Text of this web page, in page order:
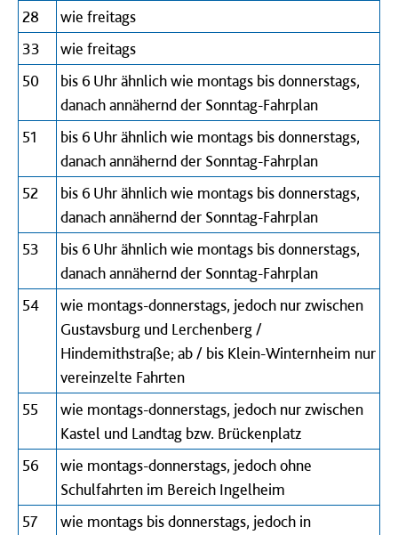
28
wie freitags
33
wie freitags
50
bis 6 Uhr ähnlich wie montags bis donnerstags,
danach annähernd der Sonntag-Fahrplan
51
bis 6 Uhr ähnlich wie montags bis donnerstags,
danach annähernd der Sonntag-Fahrplan
52
bis 6 Uhr ähnlich wie montags bis donnerstags,
danach annähernd der Sonntag-Fahrplan
53
bis 6 Uhr ähnlich wie montags bis donnerstags,
danach annähernd der Sonntag-Fahrplan
54
wie montags-donnerstags, jedoch nur zwischen
Gustavsburg und Lerchenberg /
Hindemithstraße; ab / bis Klein-Winternheim nur
vereinzelte Fahrten
55
wie montags-donnerstags, jedoch nur zwischen
Kastel und Landtag bzw. Brückenplatz
56
wie montags-donnerstags, jedoch ohne
Schulfahrten im Bereich Ingelheim
57
wie montags bis donnerstags, jedoch in